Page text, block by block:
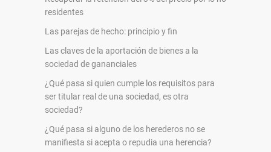
residentes
Las parejas de hecho: principio y fin
Las claves de la aportación de bienes a la
sociedad de gananciales
¿Qué pasa si quien cumple los requisitos para
ser titular real de una sociedad, es otra
sociedad?
¿Qué pasa si alguno de los herederos no se
manifiesta si acepta o repudia una herencia?